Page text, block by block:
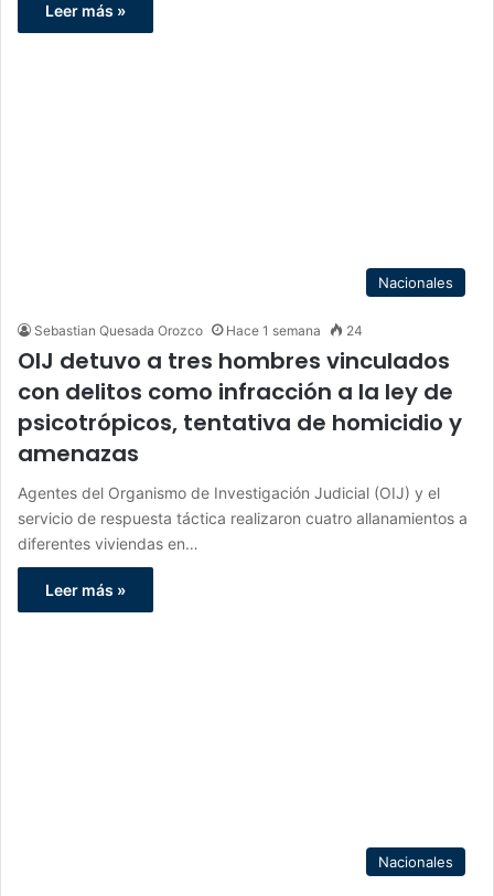
Leer más »
Nacionales
Sebastian Quesada Orozco Hace 1 semana 24
OIJ detuvo a tres hombres vinculados
con delitos como infracción a la ley de
psicotrópicos, tentativa de homicidio y
amenazas
Agentes del Organismo de Investigación Judicial (OIJ) y el
servicio de respuesta táctica realizaron cuatro allanamientos a
diferentes viviendas en…
Leer más »
Nacionales